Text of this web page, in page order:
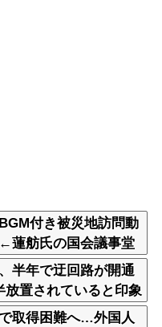
付き被災地訪問動
蓮舫氏の国会議事堂
半年で迂回路が開通
放置されていると印象
取得困難へ…外国人